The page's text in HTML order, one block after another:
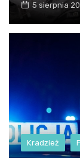
5 sierpnia
Kradzież